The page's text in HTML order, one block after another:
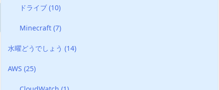
ドライブ(10)
Minecraft(7)
水曜どうでしょう (14)
AWS (25)